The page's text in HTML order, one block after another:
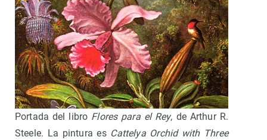
Portada del libro Flores para el Rey, de Arthur R.
Steele. La pintura es Cattelya Orchid with Three